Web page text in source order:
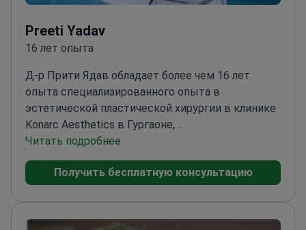
Preeti Yadav
16 лет опыта
Д-р Прити Ядав обладает более чем 16 лет
опыта специализированного опыта в
эстетической пластической хирургии в клинике
Konarc Aesthetics в Гургаоне,
Индия. Специализируется на пластической
Предлагает индивидуальные планы лечения
хирургических, так и на нехирургических
методах омоложенияИзвестна своим чутким
Читать подробнее
Получить бесплатную консультацию